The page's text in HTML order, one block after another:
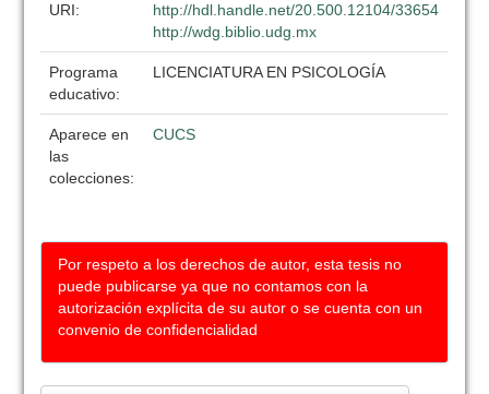
URI:
http://hdl.handle.net/20.500.12104/33654
http://wdg.biblio.udg.mx
Programa
educativo:
LICENCIATURA EN PSICOLOGÍA
Aparece en
las
colecciones:
CUCS
Por respeto a los derechos de autor, esta tesis no
puede publicarse ya que no contamos con la
autorización explícita de su autor o se cuenta con un
convenio de confidencialidad